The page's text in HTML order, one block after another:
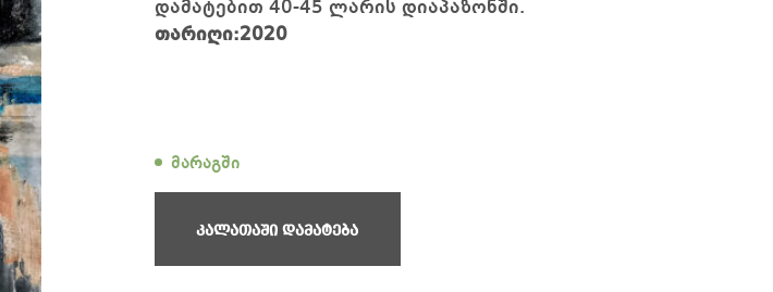
დამატებით 40-45 ლარის დიაპაზონში.
თარიღი:2020
მარაგში
კალათაში დამატება